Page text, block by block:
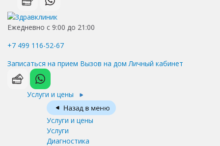
Ежедневно с 9:00 до 21:00
+7 499 116-52-67
Записаться на прием Вызов на дом Личный кабинет
Услуги и цены
Услуги и цены
Услуги
Диагностика